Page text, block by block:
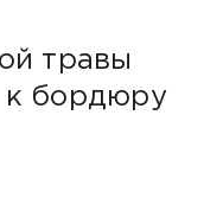
травы
к бордюру